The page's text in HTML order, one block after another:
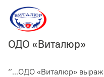
ОДО «Виталюр»
‘’...ОДО «Виталюр»